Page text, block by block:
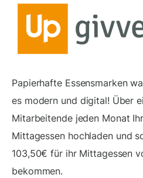
Papierhafte Essensmarken
es modern und digital! Über
Mitarbeitende jeden Monat
Mittagessen hochladen und
103,50€ für ihr Mittagessen
bekommen.